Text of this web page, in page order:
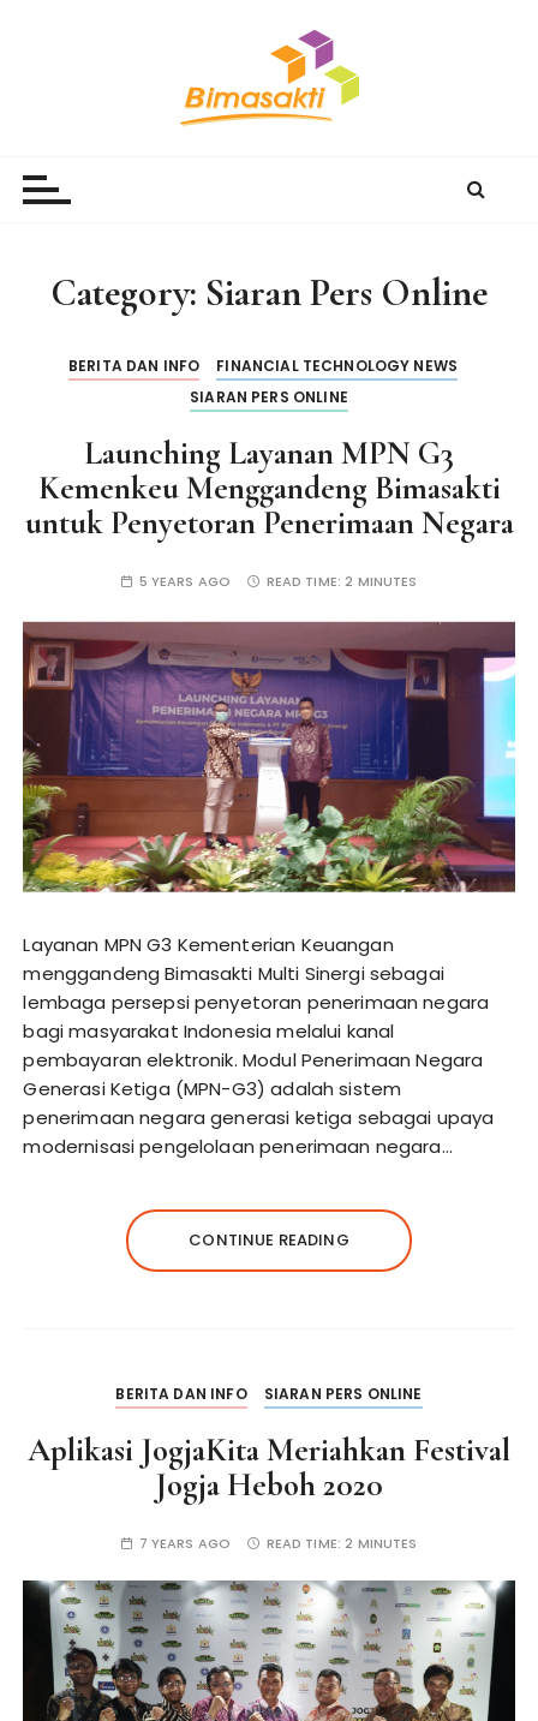
Category: Siaran Pers Online
BERITA DAN INFO
FINANCIAL TECHNOLOGY NEWS
SIARAN PERS ONLINE
Launching Layanan MPN G3
Kemenkeu Menggandeng Bimasakti
untuk Penyetoran Penerimaan Negara
5 YEARS AGO READ TIME:2 MINUTES
Layanan MPN G3 Kementerian Keuangan
menggandeng Bimasakti Multi Sinergi sebagai
lembaga persepsi penyetoran penerimaan negara
bagi masyarakat Indonesia melalui kanal
pembayaran elektronik. Modul Penerimaan Negara
Generasi Ketiga (MPN-G3) adalah sistem
penerimaan negara generasi ketiga sebagai upaya
modernisasi pengelolaan penerimaan negara…
CONTINUE READING
BERITA DAN INFO SIARAN PERS ONLINE
Aplikasi JogjaKita Meriahkan Festival
Jogja Heboh 2020
7 YEARS AGO READ TIME:2 MINUTES